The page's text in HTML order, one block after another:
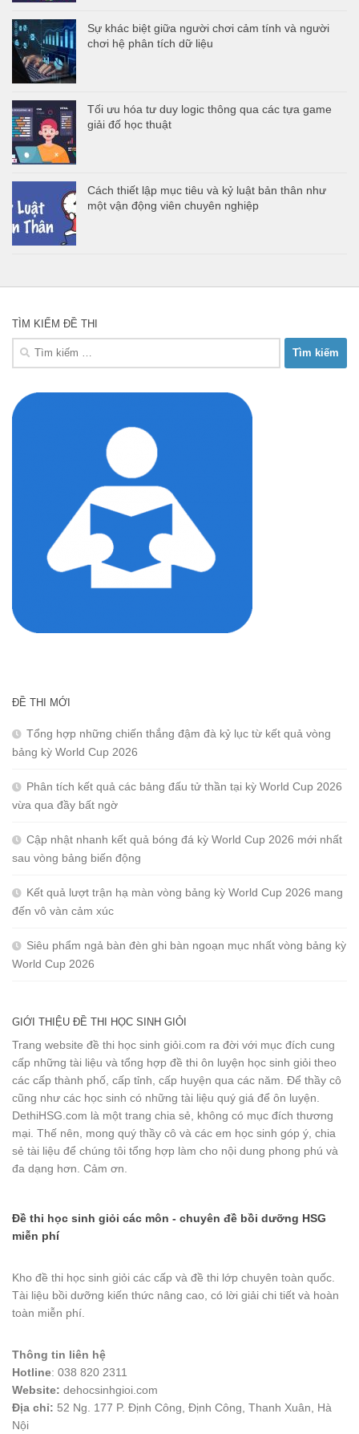
Sự khác biệt giữa người chơi cảm tính và người
chơi hệ phân tích dữ liệu
Tối ưu hóa tư duy logic thông qua các tựa game
giải đố học thuật
Cách thiết lập mục tiêu và kỷ luật bản thân như
một vận động viên chuyên nghiệp
TÌM KIẾM ĐỀ THI
Tìm
ĐỀ THI MỚI
Tổng hợp những chiến thắng đậm đà kỷ lục từ kết quả vòng
bảng kỳ World Cup 2026
Phân tích kết quả các bảng đấu tử thần tại kỳ World Cup 2026
vừa qua đầy bất ngờ
Cập nhật nhanh kết quả bóng đá kỳ World Cup 2026 mới nhất
sau vòng bảng biến động
Kết quả lượt trận hạ màn vòng bảng kỳ World Cup 2026 mang
đến vô vàn cảm xúc
Siêu phẩm ngả bàn đèn ghi bàn ngoạn mục nhất vòng bảng kỳ
World Cup 2026
GIỚI THIỆU ĐỀ THI HỌC SINH GIỎI
Trang website đề thi học sinh giỏi.com ra đời với mục đích cung
cấp những tài liệu và tổng hợp đề thi ôn luyện học sinh giỏi theo
các cấp thành phố, cấp tỉnh, cấp huyện qua các năm. Để thầy cô
cũng như các học sinh có những tài liệu quý giá để ôn luyện.
DethiHSG.com là một trang chia sẻ, không có mục đích thương
mại. Thế nên, mong quý thầy cô và các em học sinh góp ý, chia
sẻ tài liệu để chúng tôi tổng hợp làm cho nội dung phong phú và
đa dạng hơn. Cảm ơn.
Đề thi học sinh giỏi các môn - chuyên đề bồi dưỡng HSG
miễn phí
Kho đề thi học sinh giỏi các cấp và đề thi lớp chuyên toàn quốc.
Tài liệu bồi dưỡng kiến thức nâng cao, có lời giải chi tiết và hoàn
toàn miễn phí.
Thông tin liên hệ
Hotline: 038 820 2311
Website: dehocsinhgioi.com
Địa chỉ: 52 Ng. 177 P. Định Công, Định Công, Thanh Xuân, Hà
Nội